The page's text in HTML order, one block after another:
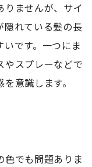
りませんが、サイ
隠れている髪の長
です。一つにま
やスプレーなどで
意識します。
色でも問題ありま